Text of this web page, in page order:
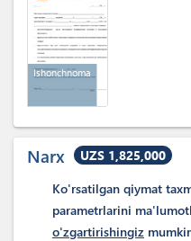
Ishonchnoma
Narx UZS 1,825,000
Ko'rsatilgan qiymat
parametrlarini
o'zgartirishingiz